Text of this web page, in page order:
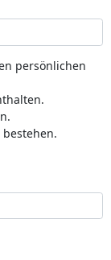
persönlichen